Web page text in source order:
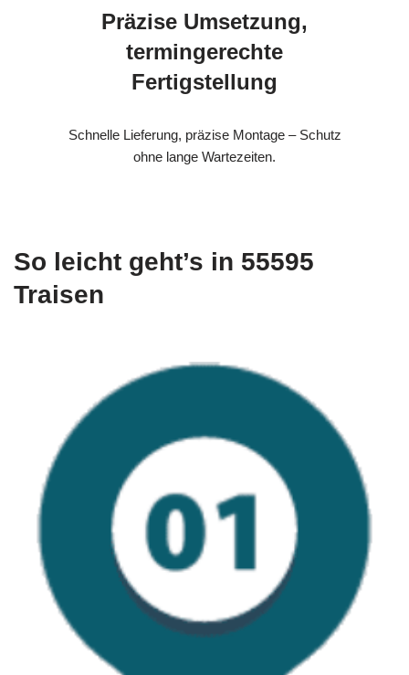
Präzise Umsetzung,
termingerechte
Fertigstellung
Schnelle Lieferung, präzise Montage – Schutz
ohne lange Wartezeiten.
So leicht geht’s in 55595
Traisen